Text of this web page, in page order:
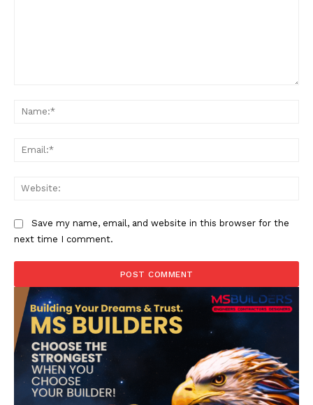
Save my name, email, and website in this browser for the
next time I comment.